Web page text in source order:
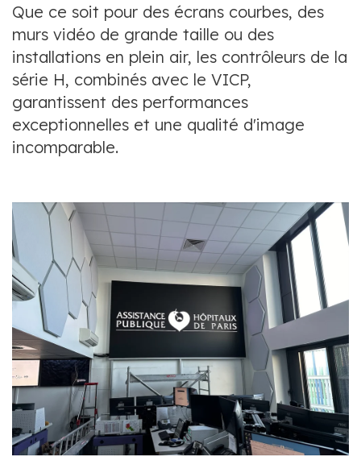
Que ce soit pour des écrans courbes, des
murs vidéo de grande taille ou des
installations en plein air, les contrôleurs de la
série H, combinés avec le VICP,
garantissent des performances
exceptionnelles et une qualité d'image
incomparable.